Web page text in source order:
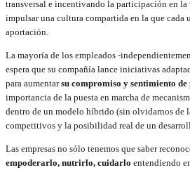
transversal e incentivando la participación en la
impulsar una cultura compartida en la que cada
aportación.
La mayoría de los empleados -
espera que su compañía lance iniciativas
para aumentarsu compromiso y sentimiento de
importancia de la puesta en marcha de
dentro de un modelo híbrido (sin olvidarnos de
competitivos y la posibilidad real de un
Las empresas no sólo tenemos que saber
empoderarlo, nutrirlo, cuidarlo entendiendo